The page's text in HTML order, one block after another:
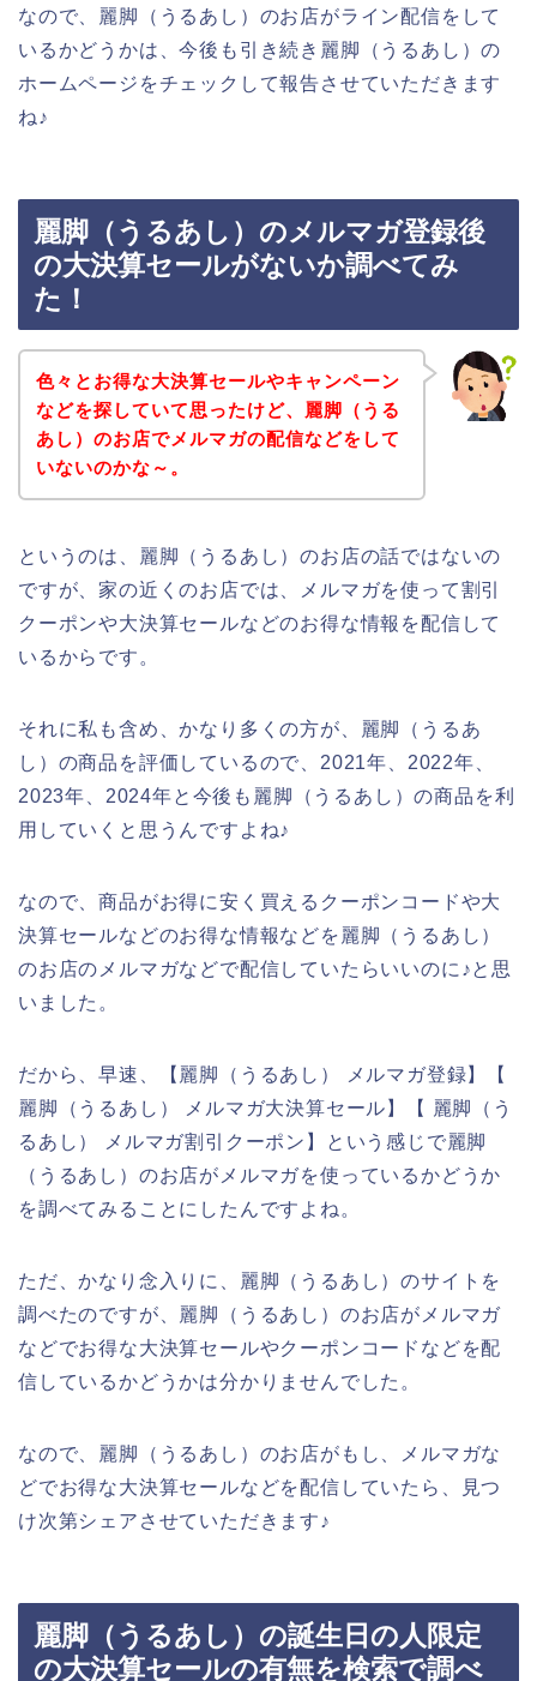
なので、麗脚（うるあし）のお店がライン配信をして
いるかどうかは、今後も引き続き麗脚（うるあし）の
ホームページをチェックして報告させていただきます
ね♪
麗脚（うるあし）のメルマガ登録後
の大決算セールがないか調べてみ
た！
色々とお得な大決算セールやキャンペーン
などを探していて思ったけど、麗脚（うる
あし）のお店でメルマガの配信などをして
いないのかな～。
というのは、麗脚（うるあし）のお店の話ではないの
ですが、家の近くのお店では、メルマガを使って割引
クーポンや大決算セールなどのお得な情報を配信して
いるからです。
それに私も含め、かなり多くの方が、麗脚（うるあ
し）の商品を評価しているので、2021年、2022年、
2023年、2024年と今後も麗脚（うるあし）の商品を利
用していくと思うんですよね♪
なので、商品がお得に安く買えるクーポンコードや大
決算セールなどのお得な情報などを麗脚（うるあし）
のお店のメルマガなどで配信していたらいいのに♪と思
いました。
だから、早速、【麗脚（うるあし） メルマガ登録】【
麗脚（うるあし） メルマガ大決算セール】【 麗脚（う
るあし） メルマガ割引クーポン】という感じで麗脚
（うるあし）のお店がメルマガを使っているかどうか
を調べてみることにしたんですよね。
ただ、かなり念入りに、麗脚（うるあし）のサイトを
調べたのですが、麗脚（うるあし）のお店がメルマガ
などでお得な大決算セールやクーポンコードなどを配
信しているかどうかは分かりませんでした。
なので、麗脚（うるあし）のお店がもし、メルマガな
どでお得な大決算セールなどを配信していたら、見つ
け次第シェアさせていただきます♪
麗脚（うるあし）の誕生日の人限定
の大決算セールの有無を検索で調べ